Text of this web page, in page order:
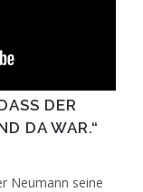
DER
DA WAR.“
Neumann seine